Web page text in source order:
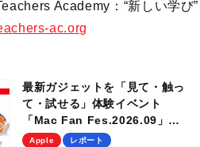
Academy：“新しい学び
ac.org
最新ガジェットを「見て・触っ
て・試せる」体験イベント
「Mac Fan Fes.2026.09」
を、9月26日（土）に開催しま
Apple レポート